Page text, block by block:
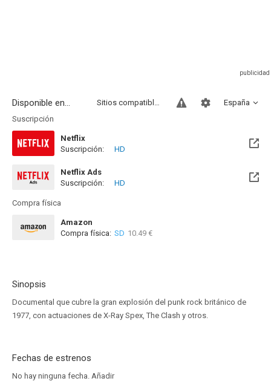
Disponible en... España
Sitios compatibles
Suscripción
Netflix
Disponible hasta el Mar, 01 Sep 2026 (Quedan 25 días)
Suscripción: HD
Netflix Ads
Suscripción:
HD
Compra física
Amazon
Compra física: SD 10.49 €
Sinopsis
Documental que cubre la gran explosión del punk rock británico de
1977, con actuaciones de X-Ray Spex, The Clash y otros.
Fechas de estrenos
No hay ninguna fecha. Añadir